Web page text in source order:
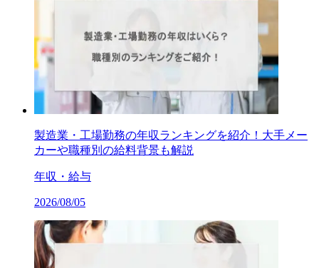
製造業・工場勤務の年収ランキングを紹介！大手メー
カーや職種別の給料背景も解説
年収・給与
2026/08/05